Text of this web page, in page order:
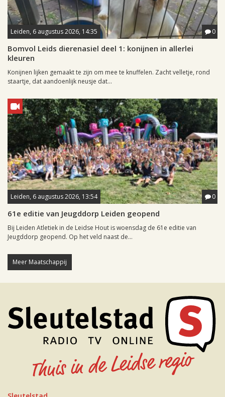
Leiden, 6 augustus 2026, 14:35 0
Bomvol Leids dierenasiel deel 1: konijnen in allerlei
kleuren
Konijnen lijken gemaakt te zijn om mee te knuffelen. Zacht velletje, rond
staartje, dat aandoenlijk neusje dat...
Leiden, 6 augustus 2026, 13:54 0
61e editie van Jeugddorp Leiden geopend
Bij Leiden Atletiek in de Leidse Hout is woensdag de 61e editie van
Jeugddorp geopend. Op het veld naast de...
Meer Maatschappij